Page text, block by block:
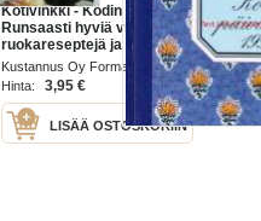
Kotivinkki - Kodin päiväkirja 1992.
Runsaasti hyviä vihjeitä, niksejä,
ruokareseptejä ja tärkeätä tietoa
arjen tilanteissa.
Kustannus Oy Forma 1991
Hinta:
3,95 €
LISÄÄ OSTOSKORIIN